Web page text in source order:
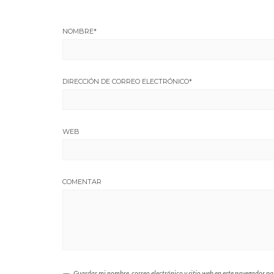
NOMBRE*
DIRECCIÓN DE CORREO ELECTRÓNICO*
WEB
COMENTAR